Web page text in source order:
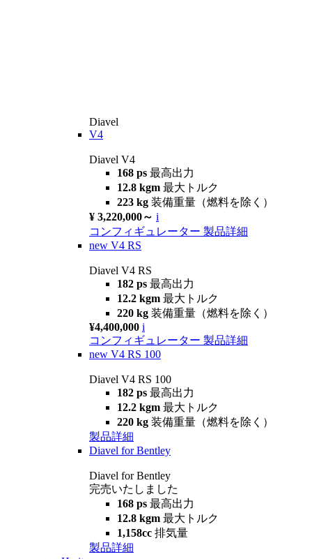
Diavel
V4
Diavel V4
168 ps 最高出力
12.8 kgm 最大トルク
223 kg 装備重量（燃料を除く）
¥ 3,220,000～ i
コンフィギュレーター 製品詳細
new V4 RS
Diavel V4 RS
182 ps 最高出力
12.2 kgm 最大トルク
220 kg 装備重量（燃料を除く）
¥4,400,000 i
コンフィギュレーター 製品詳細
new V4 RS 100
Diavel V4 RS 100
182 ps 最高出力
12.2 kgm 最大トルク
220 kg 装備重量（燃料を除く）
製品詳細
Diavel for Bentley
Diavel for Bentley
完売いたしました
168 ps 最高出力
12.8 kgm 最大トルク
1,158cc 排気量
製品詳細